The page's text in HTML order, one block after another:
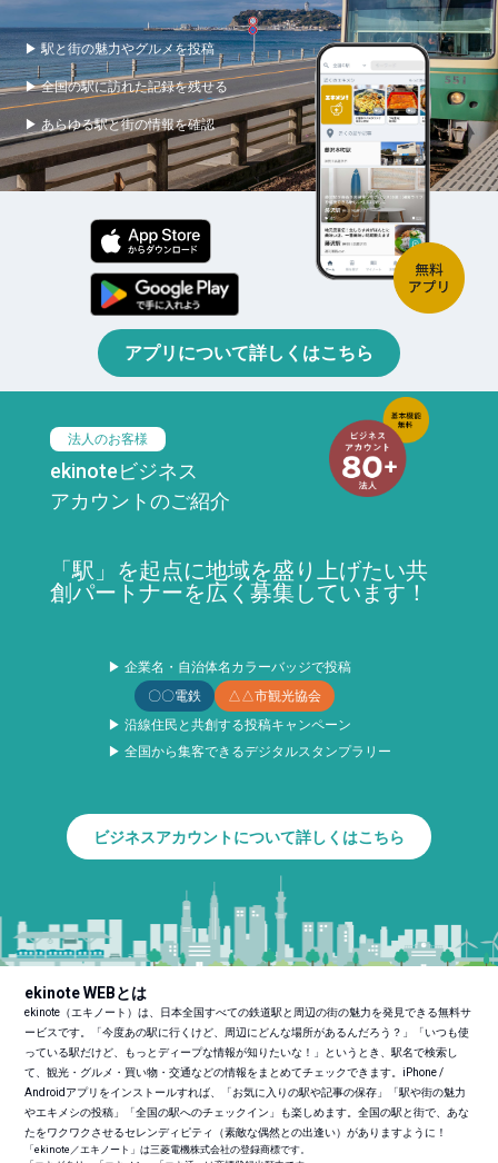
▶ 駅と街の魅力やグルメを投稿
▶ 全国の駅に訪れた記録を残せる
▶ あらゆる駅と街の情報を確認
アプリについて詳しくはこちら
法人のお客様
ekinoteビジネス
アカウントのご紹介
「駅」を起点に地域を盛り上げたい共
創パートナーを広く募集しています！
▶ 企業名・自治体名カラーバッジで投稿
〇〇電鉄
△△市観光協会
▶ 沿線住民と共創する投稿キャンペーン
▶ 全国から集客できるデジタルスタンプラリー
ビジネスアカウントについて詳しくはこちら
ekinote WEBとは
ekinote（エキノート）は、日本全国すべての鉄道駅と周辺の街の魅力を発見できる無料サ
ービスです。「今度あの駅に行くけど、周辺にどんな場所があるんだろう？」「いつも使
っている駅だけど、もっとディープな情報が知りたいな！」というとき、駅名で検索し
て、観光・グルメ・買い物・交通などの情報をまとめてチェックできます。iPhone /
Androidアプリをインストールすれば、「お気に入りの駅や記事の保存」「駅や街の魅力
やエキメシの投稿」「全国の駅へのチェックイン」も楽しめます。全国の駅と街で、あな
たをワクワクさせるセレンディピティ（素敵な偶然との出逢い）がありますように！
「ekinote／エキノート」は三菱電機株式会社の登録商標です。